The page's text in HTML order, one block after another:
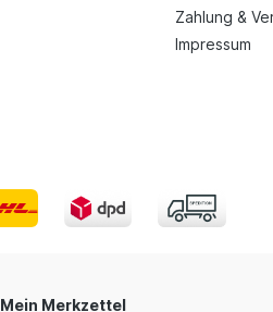
Zahlung &
Impressum
Mein Merkzettel